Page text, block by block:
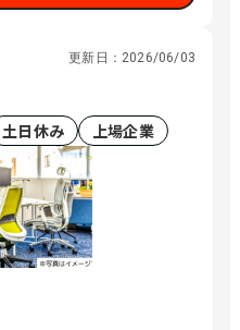
更新日： 2026/06/03
土日休み 上場企業